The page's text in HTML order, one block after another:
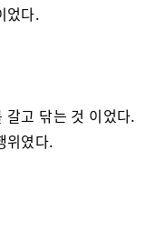
었다.
갈고 닦는 것 이었다.
위였다.